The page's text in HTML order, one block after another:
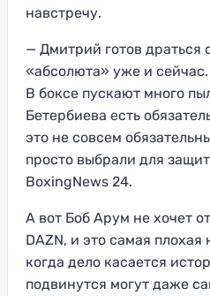
навстречу.
— Дмитрий готов драться
«абсолюта» уже и
В боксе пускают много
Бетербиева есть
это не совсем
просто выбрали для
BoxingNews 24.
А вот Боб Арум не хочет
DAZN, и это самая плохая
когда дело касается
подвинутся могут даже